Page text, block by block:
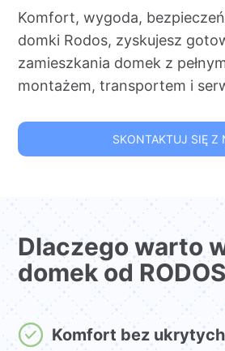
Komfort, wygoda,
domki Rodos, zyskujesz
zamieszkania domek z
montażem, transportem i
SKONTAKTUJ SIĘ Z
Dlaczego warto
domek od
Komfort bez